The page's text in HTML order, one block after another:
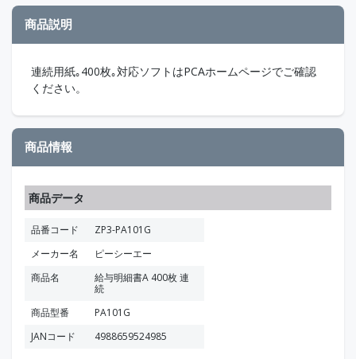
商品説明
連続用紙｡400枚｡対応ソフトはPCAホームページでご確認
ください。
商品情報
商品データ
品番コード
ZP3-PA101G
メーカー名
ピーシーエー
商品名
給与明細書A 400枚 連
続
商品型番
PA101G
JANコード
4988659524985